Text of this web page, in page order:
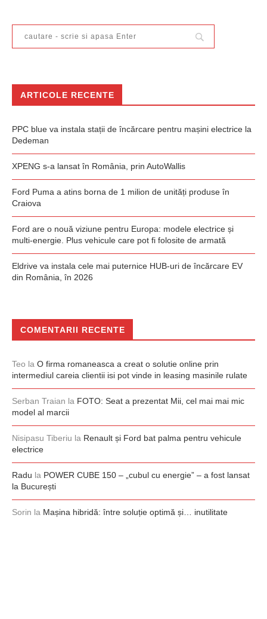
ARTICOLE RECENTE
PPC blue va instala stații de încărcare pentru mașini electrice la
Dedeman
XPENG s-a lansat în România, prin AutoWallis
Ford Puma a atins borna de 1 milion de unități produse în
Craiova
Ford are o nouă viziune pentru Europa: modele electrice și
multi-energie. Plus vehicule care pot fi folosite de armată
Eldrive va instala cele mai puternice HUB-uri de încărcare EV
din România, în 2026
COMENTARII RECENTE
Teo la O firma romaneasca a creat o solutie online prin
intermediul careia clientii isi pot vinde in leasing masinile rulate
Serban Traian la FOTO: Seat a prezentat Mii, cel mai mai mic
model al marcii
Nisipasu Tiberiu la Renault și Ford bat palma pentru vehicule
electrice
Radu la POWER CUBE 150 – „cubul cu energie” – a fost lansat
la București
Sorin la Mașina hibridă: între soluție optimă și… inutilitate